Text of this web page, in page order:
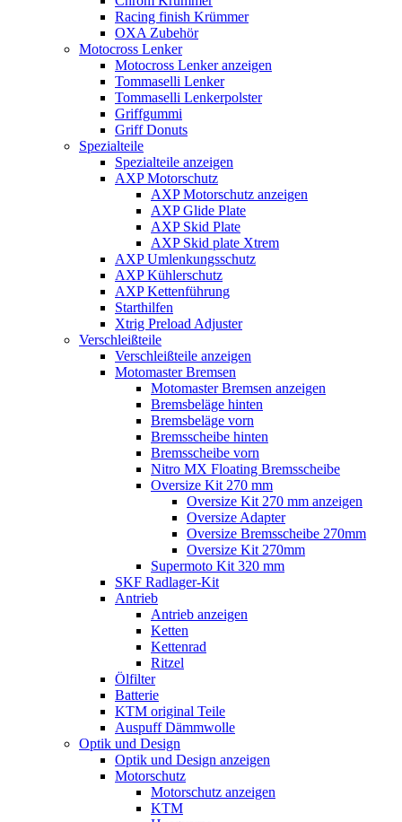
Racing finish Krümmer
OXA Zubehör
Motocross Lenker
Motocross Lenker anzeigen
Tommaselli Lenker
Tommaselli Lenkerpolster
Griffgummi
Griff Donuts
Spezialteile
Spezialteile anzeigen
AXP Motorschutz
AXP Motorschutz anzeigen
AXP Glide Plate
AXP Skid Plate
AXP Skid plate Xtrem
AXP Umlenkungsschutz
AXP Kühlerschutz
AXP Kettenführung
Starthilfen
Xtrig Preload Adjuster
Verschleißteile
Verschleißteile anzeigen
Motomaster Bremsen
Motomaster Bremsen anzeigen
Bremsbeläge hinten
Bremsbeläge vorn
Bremsscheibe hinten
Bremsscheibe vorn
Nitro MX Floating Bremsscheibe
Oversize Kit 270 mm
Oversize Kit 270 mm anzeigen
Oversize Adapter
Oversize Bremsscheibe 270mm
Oversize Kit 270mm
Supermoto Kit 320 mm
SKF Radlager-Kit
Antrieb
Antrieb anzeigen
Ketten
Kettenrad
Ritzel
Ölfilter
Batterie
KTM original Teile
Auspuff Dämmwolle
Optik und Design
Optik und Design anzeigen
Motorschutz
Motorschutz anzeigen
KTM